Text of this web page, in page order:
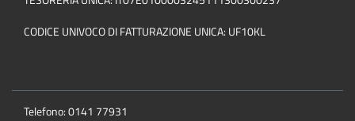
CODICE UNIVOCO DI FATTURAZIONE UNICA: UF10KL
Telefono: 0141 77931